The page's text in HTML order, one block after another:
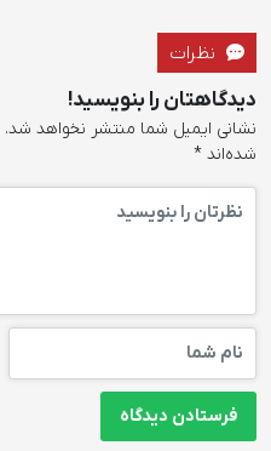
نظرات
دیدگاهتان را بنویسید!
نشانی ایمیل شما منتشر نخواهد شد.
شده‌اند *